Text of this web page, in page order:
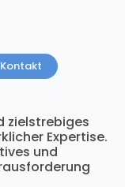
Kontakt
zielstrebiges
Expertise.
und